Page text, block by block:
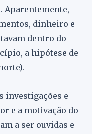
Aparentemente,
dinheiro e
dentro do
a hipótese de
investigações e
e a motivação do
a ser ouvidas e